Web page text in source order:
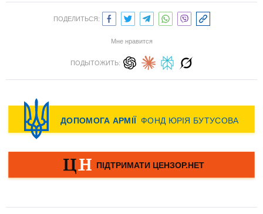
ПОДЕЛИТЬСЯ:
Мне нравится
ПОДЫТОЖИТЬ: